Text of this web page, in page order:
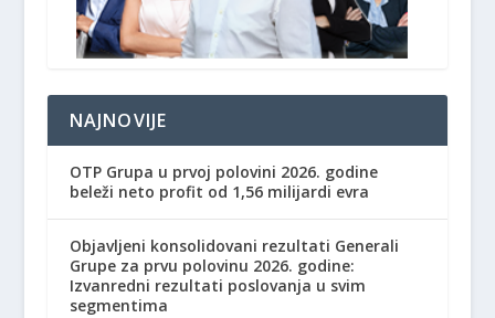
NAJNOVIJE
OTP Grupa u prvoj polovini 2026. godine
beleži neto profit od 1,56 milijardi evra
Objavljeni konsolidovani rezultati Generali
Grupe za prvu polovinu 2026. godine:
Izvanredni rezultati poslovanja u svim
segmentima